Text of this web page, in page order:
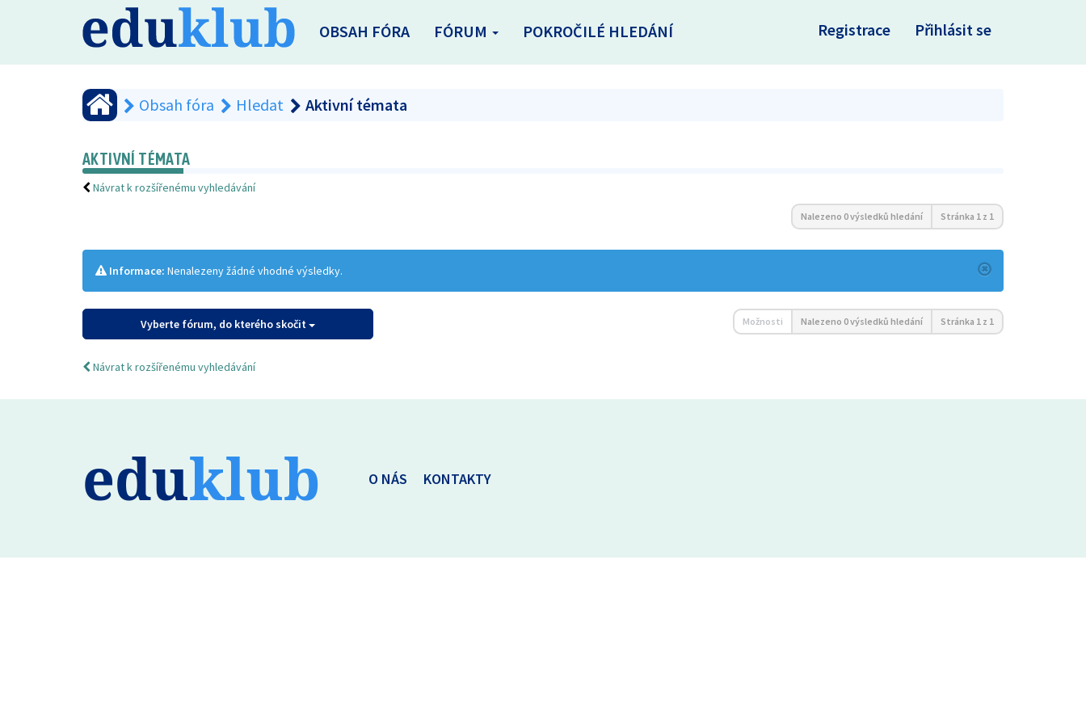
OBSAH FÓRA FÓRUM POKROČILÉ HLEDÁNÍ Registrace Přihlásit se
Obsah fóra Hledat Aktivní témata
AKTIVNÍ TÉMATA
Návrat k rozšířenému vyhledávání
Nalezeno 0 výsledků hledání Stránka 1 z 1
Informace: Nenalezeny žádné vhodné výsledky.
Možnosti Nalezeno 0 výsledků hledání Stránka 1 z 1
Vyberte fórum, do kterého skočit
Návrat k rozšířenému vyhledávání
eduklub O NÁS KONTAKTY